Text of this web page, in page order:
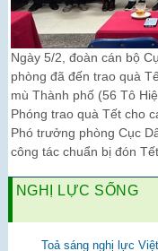
Ngày 5/2, đoàn cán bộ
phòng đã đến trao quà
mù Thành phố (56 Tô
Phóng trao quà Tết cho
Phó trưởng phòng Cục
công tác chuẩn bị đón
NGHỊ LỰC SỐNG
Toả sáng nghị lực